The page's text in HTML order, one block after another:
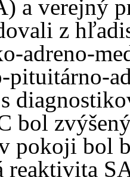
a verejný
z
adreno-
pituitárno-
bol
pokoji bol
reaktivita